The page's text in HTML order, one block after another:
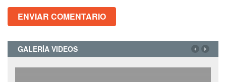
GALERÍA VIDEOS